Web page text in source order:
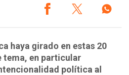
haya girado en estas 20
tema, en particular
política al